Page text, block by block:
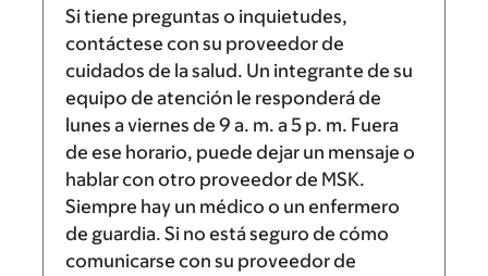
Si tiene preguntas o inquietudes,
contáctese con su proveedor de
cuidados de la salud. Un integrante de su
equipo de atención le responderá de
lunes a viernes de 9 a. m. a5 p. m. Fuera
de ese horario, puede dejar un mensaje o
hablar con otro proveedor de MSK.
Siempre hay un médico o un enfermero
de guardia. Si no está seguro de cómo
comunicarse con su proveedor de